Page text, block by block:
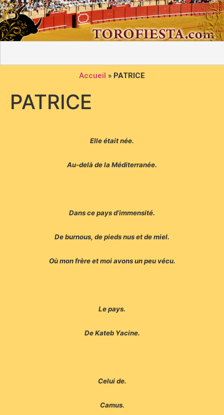
Accueil » PATRICE
PATRICE
Elle était née.
Au-delà de la Méditerranée.
Dans ce pays d’immensité.
De burnous, de pieds nus et de miel.
Où mon frère et moi avons un peu vécu.
Le pays.
De Kateb Yacine.
Celui de.
Camus.